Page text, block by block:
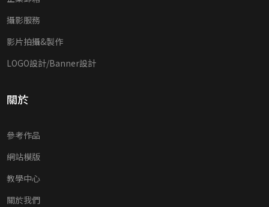
攝影服務
影片拍攝&製作
LOGO設計/Banner設計
關於
參考作品
網站模版
教學中心
關於我們